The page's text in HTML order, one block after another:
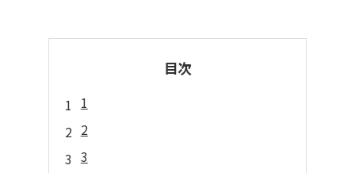
目次
1
2
3